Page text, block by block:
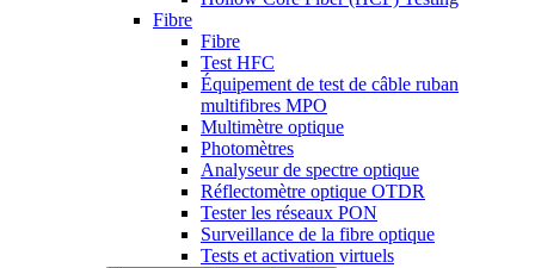
Fibre
Fibre
Test HFC
Équipement de test de câble ruban
multifibres MPO
Multimètre optique
Photomètres
Analyseur de spectre optique
Réflectomètre optique OTDR
Tester les réseaux PON
Surveillance de la fibre optique
Tests et activation virtuels